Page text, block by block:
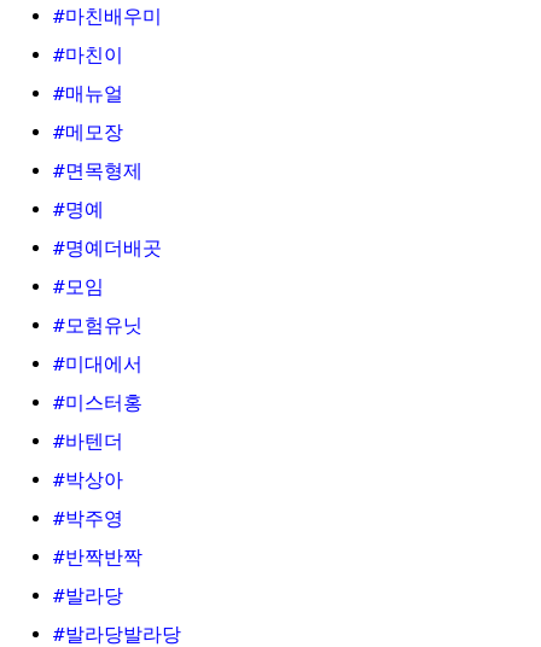
#마친배우미
#마친이
#매뉴얼
#메모장
#면목형제
#명예
#명예더배곳
#모임
#모험유닛
#미대에서
#미스터홍
#바텐더
#박상아
#박주영
#반짝반짝
#발라당
#발라당발라당